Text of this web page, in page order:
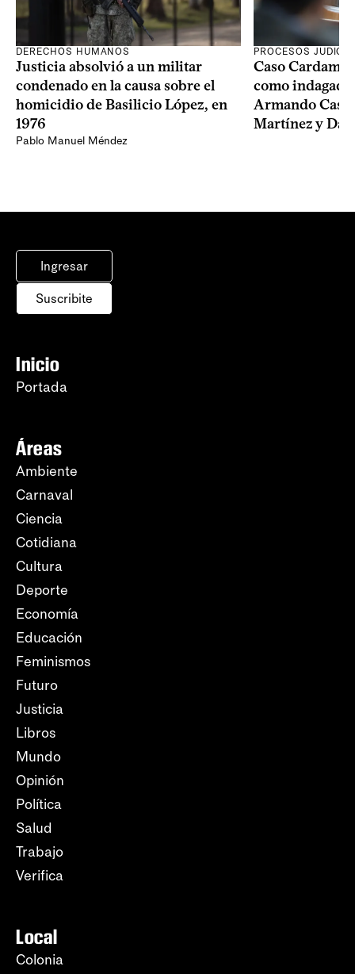
DERECHOS HUMANOS
Justicia absolvió a un militar
condenado en la causa sobre el
homicidio de Basilicio López, en
1976
Pablo Manuel Méndez
PROCESOS
Caso
como
Armando
Martínez y
Ingresar
Suscribite
Inicio
Portada
Áreas
Ambiente
Carnaval
Ciencia
Cotidiana
Cultura
Deporte
Economía
Educación
Feminismos
Futuro
Justicia
Libros
Mundo
Opinión
Política
Salud
Trabajo
Verifica
Local
Colonia